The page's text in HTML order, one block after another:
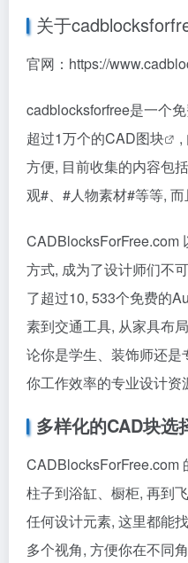
关于
官网： https://
cadblocksforfree是一个
超过1万个的CAD图块
,
方便, 目前收集的内容包括
观#、 #人物素材#等等, 而
CADBlocksForFree.com
方式, 成为了设计师们不
了超过10, 533个免费的
素到交通工具, 从家具布
论你是学生、装饰师还
你工作效率的专业设计资
多样化的CAD块选
CADBlocksForFree.com
柱子到浴缸、橱柜, 再到
任何设计元素, 这里都能
多个视角, 方便你在不同